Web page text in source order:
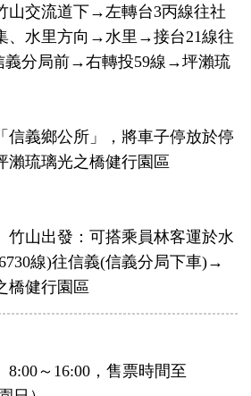
山交流道下→左轉台3丙線往社
、水里方向→水里→接台21線往
義分局前→右轉投59線→坪瀨琉
義鄉公所」，將車子停放於停
瀨琉璃光之橋健行園區
竹山出發：可搭乘員林客運於水
線)往信義(信義分局下車)→
橋健行園區
16:00，售票時間至